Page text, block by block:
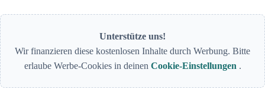
Unterstütze uns!
Wir finanzieren diese kostenlosen Inhalte durch Werbung. Bitte
erlaube Werbe-Cookies in deinen Cookie-Einstellungen .